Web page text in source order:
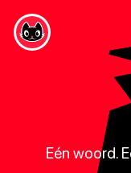
Eén woord.